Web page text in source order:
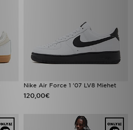
Nike Air Force 1 '07 LV8 Miehet
120,00€